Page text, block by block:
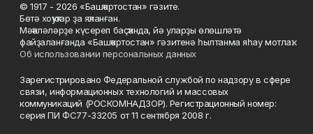
© 1917 - 2026 «Башҡортостан» гәзите.
Бөтә хоҡуҡтар ҙа яҡланған.
Мәҡәләләрҙе күсереп баҫҡанда, йә уларҙы өлөшләтә
файҙаланғанда «Башҡортостан» гәзитенә һылтанма яһау мотлаҡ.
Об использовании персональных данных
Зарегистрировано Федеральной службой по надзору в сфере
связи, информационных технологий и массовых
коммуникаций (РОСКОМНАДЗОР). Регистрационный номер:
серия ПИ ФС77-33205 от 11 сентября 2008 г.